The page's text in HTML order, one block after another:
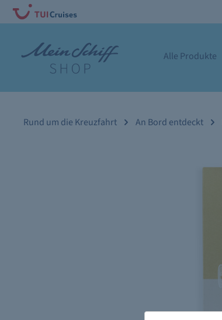
Alle Produkte
Rund um die Kreuzfahrt An Bord entdeckt